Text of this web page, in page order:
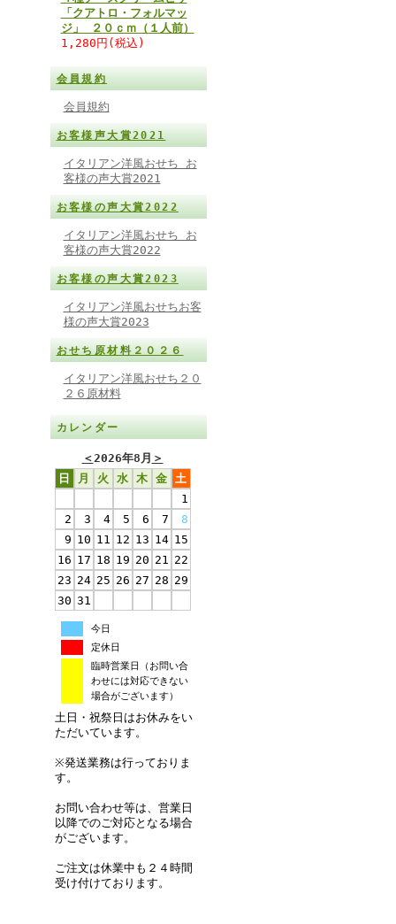
「クアトロ・フォルマッ
ジ」 ２０ｃｍ（１人前）
1,280円(税込)
会員規約
会員規約
お客様声大賞2021
イタリアン洋風おせち お
客様の声大賞2021
お客様の声大賞2022
イタリアン洋風おせち お
客様の声大賞2022
お客様の声大賞2023
イタリアン洋風おせちお客
様の声大賞2023
おせち原材料２０２６
イタリアン洋風おせち２０
２６原材料
カレンダー
＜2026年8月 ＞
日
月 火 水 木 金 土
1
2
3 4 5 6 7
8
9 10 11 12 13 14 15
16 17 18 19 20 21 22
23 24 25 26 27 28 29
30 31
今日
定休日
臨時営業日（お問い合
わせには対応できない
場合がございます）
土日・祝祭日はお休みをい
ただいています。
※発送業務は行っておりま
す。
お問い合わせ等は、営業日
以降でのご対応となる場合
がございます。
ご注文は休業中も２４時間
受け付けております。